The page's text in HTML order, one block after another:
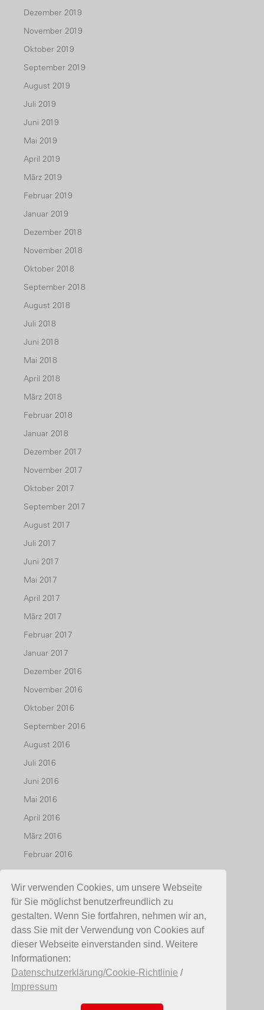
Wir verwenden Cookies, um unsere Webseite
für Sie möglichst benutzerfreundlich zu
gestalten. Wenn Sie fortfahren, nehmen wir an,
dass Sie mit der Verwendung von Cookies auf
dieser Webseite einverstanden sind. Weitere
Informationen:
Datenschutzerklärung/Cookie-Richtlinie /
Impressum
Dezember 2019
November 2019
Oktober 2019
September 2019
August 2019
Juli 2019
Juni 2019
Mai 2019
April 2019
März 2019
Februar 2019
Januar 2019
Dezember 2018
November 2018
Oktober 2018
September 2018
August 2018
Juli 2018
Juni 2018
Mai 2018
April 2018
März 2018
Februar 2018
Januar 2018
Dezember 2017
November 2017
Oktober 2017
September 2017
August 2017
Juli 2017
Juni 2017
Mai 2017
April 2017
März 2017
Februar 2017
Januar 2017
Dezember 2016
November 2016
Oktober 2016
September 2016
August 2016
Juli 2016
Juni 2016
Mai 2016
April 2016
März 2016
Februar 2016
Januar 2016
Dezember 2015
November 2015
Oktober 2015
Juli 2015
Mai 2015
April 2015